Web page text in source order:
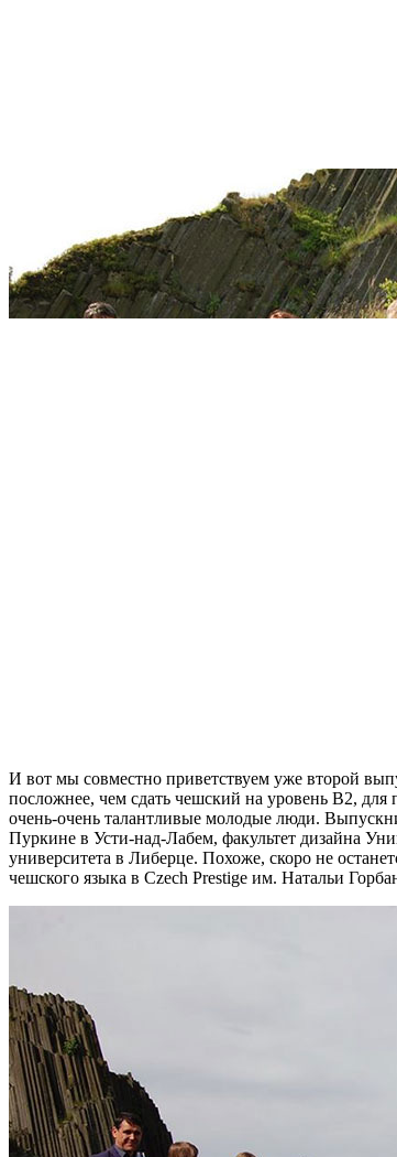
И вот мы совместно приветствуем уже второй
посложнее, чем сдать чешский на уровень В2, для
очень-очень талантливые молодые люди.
Пуркине в Усти-над-Лабем, факультет дизайна
университета в Либерце. Похоже, скоро не
чешского языка в Czech Prestige им. Натальи